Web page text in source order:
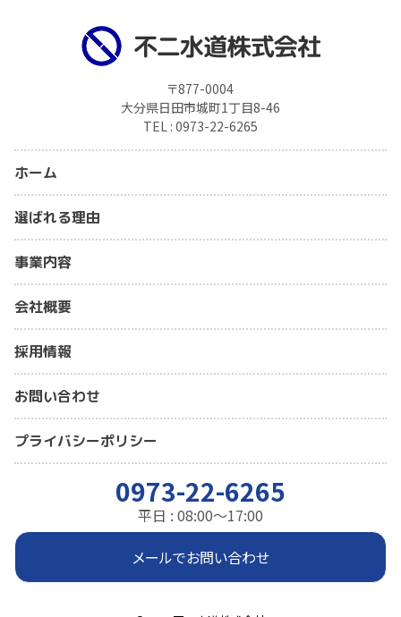
〒877-0004
大分県日田市城町1丁目8-46
TEL : 0973-22-6265
ホーム
選ばれる理由
事業内容
会社概要
採用情報
お問い合わせ
プライバシーポリシー
0973-22-6265
平日 : 08:00～17:00
メールでお問い合わせ